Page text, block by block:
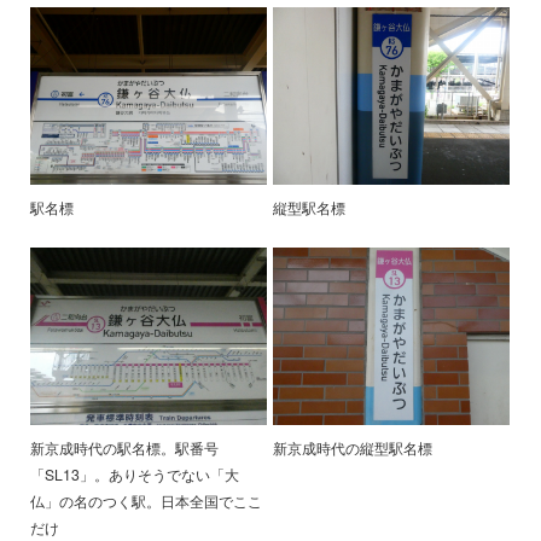
駅名標 縦型駅名標
新京成時代の駅名標。駅番号
「SL13」。ありそうでない「大
仏」の名のつく駅。日本全国でここ
だけ
新京成時代の縦型駅名標